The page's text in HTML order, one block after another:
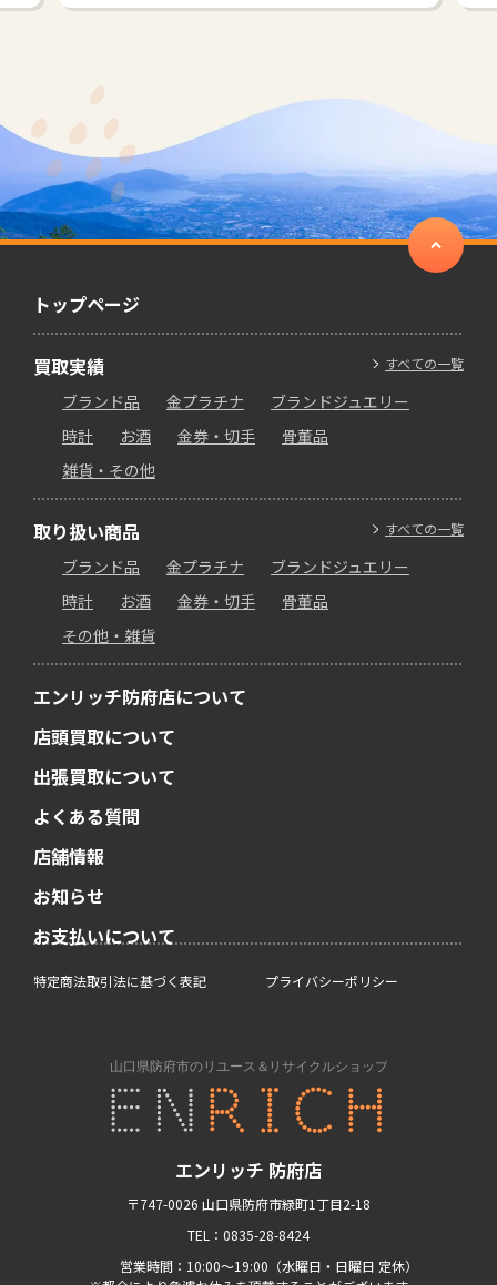
エンリッチ 防府店
〒747-0026 山口県防府市緑町1丁目2-18
TEL：0835-28-8424
営業時間：10:00〜19:00（水曜日・日曜日 定休）
トップページ
すべての一覧
買取実績
ブランド品 金プラチナ
ブランドジュエリー
時計
お酒 金券・切手
骨董品
雑貨・その他
すべての一覧
取り扱い商品
ブランド品 金プラチナ
ブランドジュエリー
時計
お酒 金券・切手
骨董品
その他・雑貨
エンリッチ防府店について
店頭買取について
出張買取について
よくある質問
店舗情報
お知らせ
お支払いについて
特定商法取引法に基づく表記 プライバシーポリシー